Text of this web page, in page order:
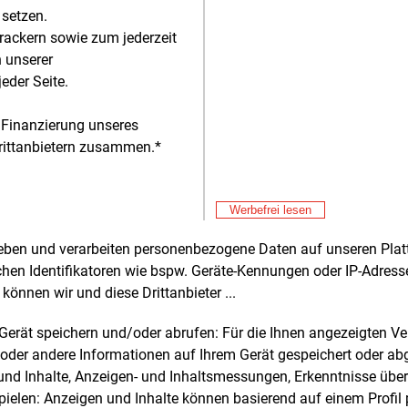
sowie zum jederzeit
unserer
Seite.
unseres
zusammen.*
Werbefrei lesen
und verarbeiten personenbezogene Daten auf unseren
Identifikatoren wie bspw. Geräte-Kennungen oder IP-
wir und diese Drittanbieter ...
speichern und/oder abrufen: Für die Ihnen angezeigten
andere Informationen auf Ihrem Gerät gespeichert oder
Inhalte, Anzeigen- und Inhaltsmessungen, Erkenntnisse
Anzeigen und Inhalte können basierend auf einem Profil
der Stromnetz Berlin GMbH, Erik
Harmsen
Schwerpunkten des Unternehmens für
Jahr zählt der Geschäftsführer
um die Leistungsfähigkeit in
die Investitionstätigkeit
und alle
zum Beispiel bei
Ladeinfrastruktur und
E&M
E&M
E&M